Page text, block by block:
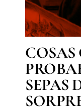
COSAS
SEPAS